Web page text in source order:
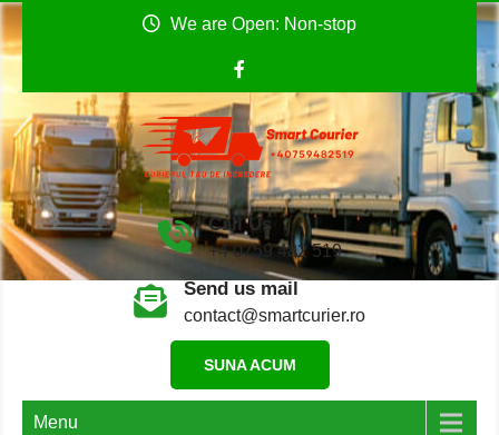
Skip
to
content
We are Open: Non-stop
Smart Curier
Coletul tău către Anglia
Call Us
+4 0759 482 519
Send us mail
contact@smartcurier.ro
SUNA ACUM
Menu